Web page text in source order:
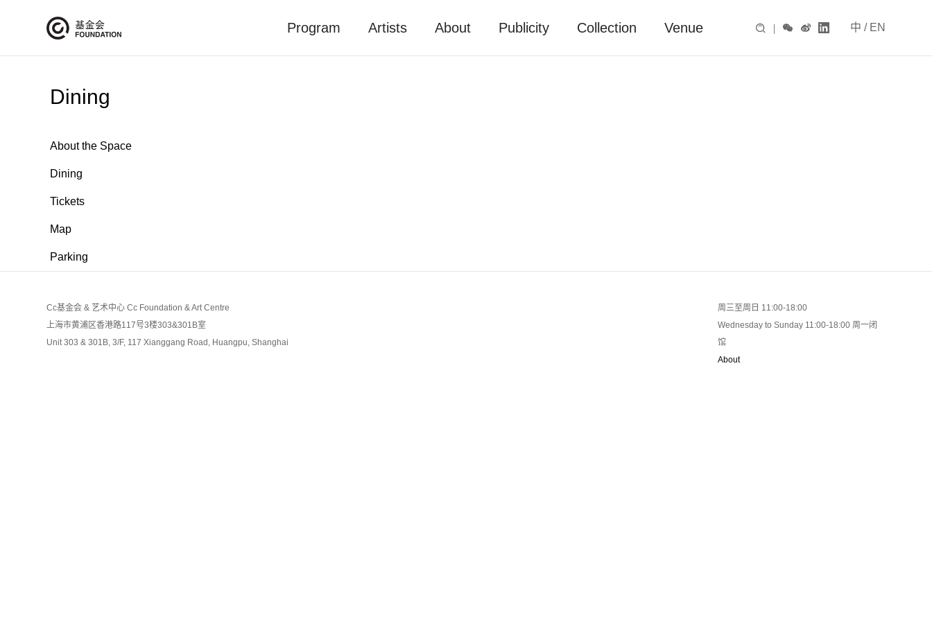
中 / EN
 |   
Program Artists About Publicity Collection Venue
Dining
About the Space
Dining
Tickets
Map
Parking
Cc基金会 & 艺术中心 Cc Foundation & Art Centre
上海市黄浦区香港路117号3楼303&301B室
Unit 303 & 301B, 3/F, 117 Xianggang Road, Huangpu, Shanghai
周三至周日 11:00-18:00
Wednesday to Sunday 11:00-18:00 周一闭
馆
About